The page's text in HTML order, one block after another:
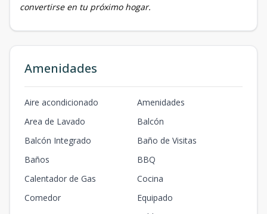
convertirse en tu próximo hogar.
Amenidades
Aire acondicionado
Amenidades
Area de Lavado
Balcón
Balcón Integrado
Baño de Visitas
Baños
BBQ
Calentador de Gas
Cocina
Comedor
Equipado